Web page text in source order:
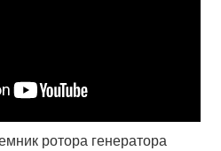
ротора генератора